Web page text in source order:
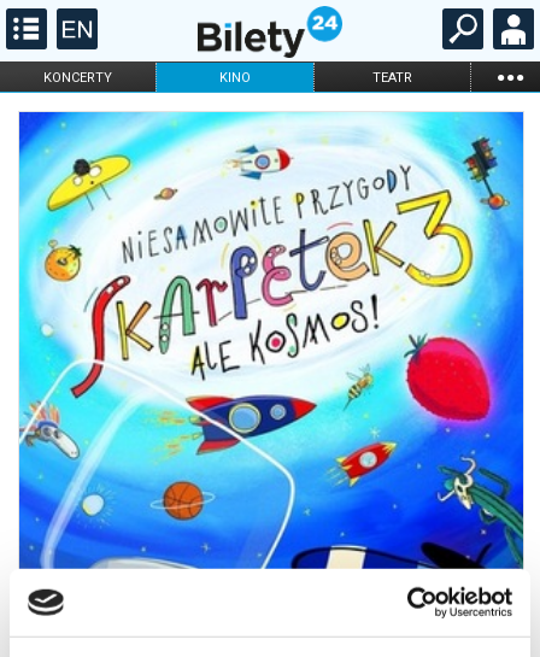
KONCERTY KINO TEATR ...
FILHARMONIA OPERA I BALET
STAND-UP
DLA DZIECI
ONLINE KARNETY